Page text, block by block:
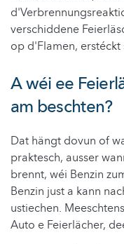
verschiddene
op d'Flamen, erstéckt
A wéi ee
am beschten?
Dat hängt dovun of
praktesch, ausser
brennt, wéi Benzin
Benzin just a kann
ustiechen.
Auto e Feierlächer,